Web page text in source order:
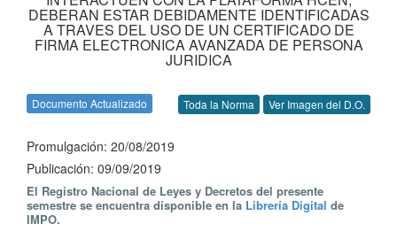
DEBERAN ESTAR DEBIDAMENTE IDENTIFICADAS
A TRAVES DEL USO DE UN CERTIFICADO DE
FIRMA ELECTRONICA AVANZADA DE PERSONA
JURIDICA
Documento Actualizado Toda la Norma Ver Imagen del D.O.
Promulgación: 20/08/2019
Publicación: 09/09/2019
El Registro Nacional de Leyes y Decretos del presente
semestre se encuentra disponible en la Librería Digital de
IMPO.